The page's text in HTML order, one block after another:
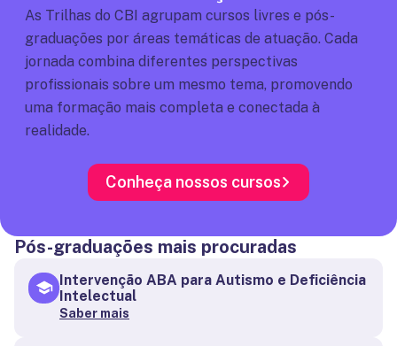
As Trilhas do CBI agrupam cursos livres e pós-
graduações por áreas temáticas de atuação. Cada
jornada combina diferentes perspectivas
profissionais sobre um mesmo tema, promovendo
uma formação mais completa e conectada à
realidade.
Conheça nossos cursos
Pós-graduações mais procuradas
Intervenção ABA para Autismo e Deficiência
Intelectual
Saber mais